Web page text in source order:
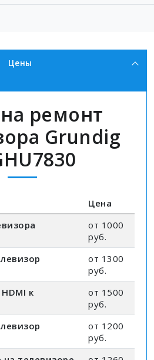
Цены
ремонт
Grundig
Цена
от 1000
руб.
от 1300
руб.
к
от 1500
руб.
от 1200
руб.